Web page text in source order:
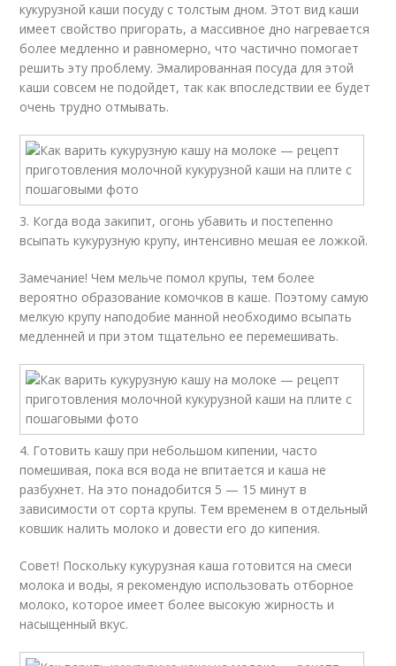
кукурузной каши посуду с толстым дном. Этот вид каши
имеет свойство пригорать, а массивное дно нагревается
более медленно и равномерно, что частично помогает
решить эту проблему. Эмалированная посуда для этой
каши совсем не подойдет, так как впоследствии ее будет
очень трудно отмывать.
3. Когда вода закипит, огонь убавить и постепенно
всыпать кукурузную крупу, интенсивно мешая ее ложкой.
Замечание! Чем мельче помол крупы, тем более
вероятно образование комочков в каше. Поэтому самую
мелкую крупу наподобие манной необходимо всыпать
медленней и при этом тщательно ее перемешивать.
4. Готовить кашу при небольшом кипении, часто
помешивая, пока вся вода не впитается и каша не
разбухнет. На это понадобится 5 — 15 минут в
зависимости от сорта крупы. Тем временем в отдельный
ковшик налить молоко и довести его до кипения.
Совет! Поскольку кукурузная каша готовится на смеси
молока и воды, я рекомендую использовать отборное
молоко, которое имеет более высокую жирность и
насыщенный вкус.